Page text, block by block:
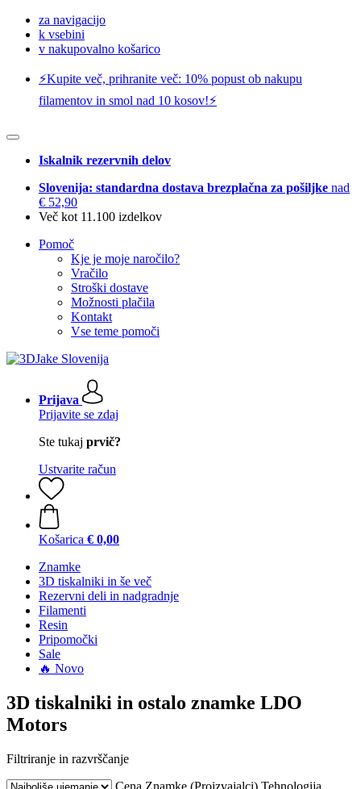
za navigacijo
k vsebini
v nakupovalno košarico
⚡️Kupite več, prihranite več: 10% popust ob nakupu
filamentov in smol nad 10 kosov!⚡️
Iskalnik rezervnih delov
Slovenija: standardna dostava brezplačna za pošiljke nad
€ 52,90
Več kot 11.100 izdelkov
Pomoč
Kje je moje naročilo?
Vračilo
Stroški dostave
Možnosti plačila
Kontakt
Vse teme pomoči
Prijava
Prijavite se zdaj
Ste tukaj prvič?
Ustvarite račun
Košarica € 0,00
Znamke
3D tiskalniki in še več
Rezervni deli in nadgradnje
Filamenti
Resin
Pripomočki
Sale
🔥 Novo
3D tiskalniki in ostalo znamke LDO
Motors
Filtriranje in razvrščanje
Cena Znamke (Proizvajalci) Tehnologija